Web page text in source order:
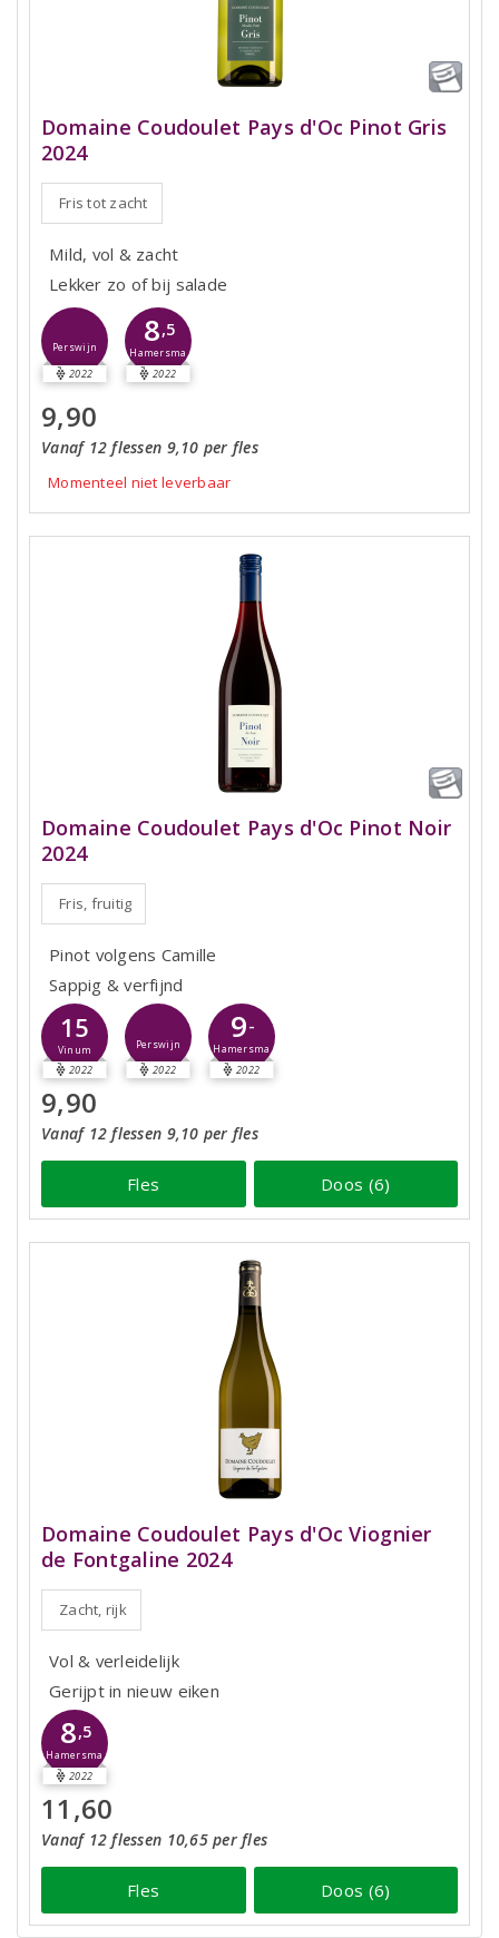
Domaine Coudoulet Pays d'Oc Pinot Gris
2024
Fris tot zacht
Mild, vol & zacht
Lekker zo of bij salade
Perswijn
2022
8,5
Hamersma
2022
9,90
Vanaf 12 flessen 9,10 per fles
Momenteel niet leverbaar
Domaine Coudoulet Pays d'Oc Pinot Noir
2024
Fris, fruitig
Pinot volgens Camille
Sappig & verfijnd
15
Vinum
2022
Perswijn
2022
9-
Hamersma
2022
9,90
Vanaf 12 flessen 9,10 per fles
Fles Doos (6)
Domaine Coudoulet Pays d'Oc Viognier
de Fontgaline 2024
Zacht, rijk
Vol & verleidelijk
Gerijpt in nieuw eiken
8,5
Hamersma
2022
11,60
Vanaf 12 flessen 10,65 per fles
Fles Doos (6)